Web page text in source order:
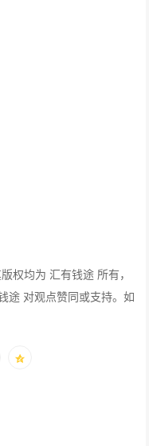
权均为 汇有钱途 所有，
途 对观点赞同或支持。如